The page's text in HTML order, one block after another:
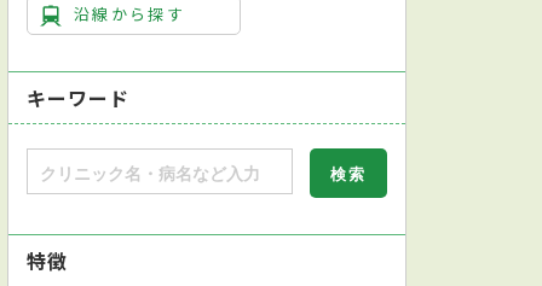
沿線から探す
キーワード
特徴